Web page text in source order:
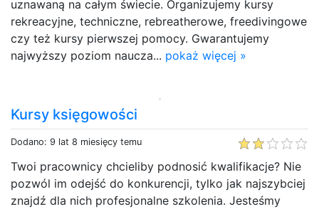
uznawaną na całym świecie. Organizujemy kursy
rekreacyjne, techniczne, rebreatherowe, freedivingowe
czy też kursy pierwszej pomocy. Gwarantujemy
najwyższy poziom naucza... pokaż więcej »
Kursy księgowości
Dodano: 9 lat 8 miesięcy temu
Twoi pracownicy chcieliby podnosić kwalifikacje? Nie
pozwól im odejść do konkurencji, tylko jak najszybciej
znajdź dla nich profesjonalne szkolenia. Jesteśmy